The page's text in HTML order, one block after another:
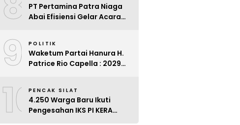
PT Pertamina Patra Niaga
Abai Efisiensi Gelar Acara
9 POLITIK
Waketum Partai Hanura H.
Patrice Rio Capella : 2029
10PENCAK SILAT
4.250 Warga Baru Ikuti
Pengesahan IKS PI KERA